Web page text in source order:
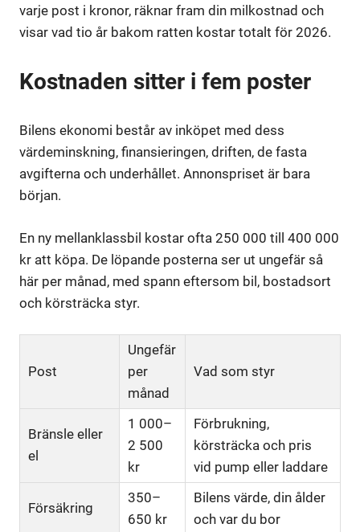
varje post i kronor, räknar fram din milkostnad och
visar vad tio år bakom ratten kostar totalt för 2026.
Kostnaden sitter i fem poster
Bilens ekonomi består av inköpet med dess
värdeminskning, finansieringen, driften, de fasta
avgifterna och underhållet. Annonspriset är bara
början.
En ny mellanklassbil kostar ofta 250 000 till 400 000
kr att köpa. De löpande posterna ser ut ungefär så
här per månad, med spann eftersom bil, bostadsort
och körsträcka styr.
Post
Ungefär
per
månad
Vad som styr
Bränsle eller
el
1 000–
2 500
kr
Förbrukning,
körsträcka och pris
vid pump eller laddare
Försäkring
350–
650 kr
Bilens värde, din ålder
och var du bor